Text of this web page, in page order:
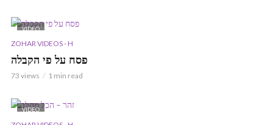
VIDEO
ZOHAR VIDEOS - H
פסח על פי הקבלה
73 views 1 min read
VIDEO